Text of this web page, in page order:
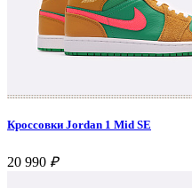
Кроссовки Jordan 1 Mid SE
20 990 ₽